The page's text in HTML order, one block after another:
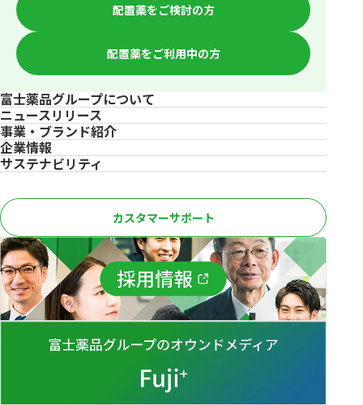
配置薬をご検討の方
配置薬をご利用中の方
富士薬品グループについて
ニュースリリース
事業・ブランド紹介
企業情報
サステナビリティ
カスタマーサポート